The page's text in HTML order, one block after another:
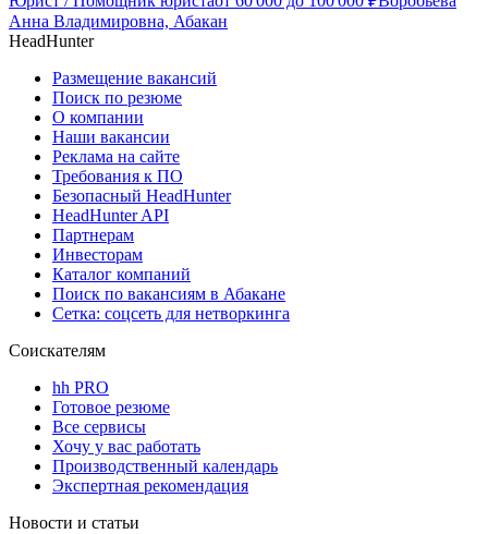
Анна Владимировна, Абакан
HeadHunter
Размещение вакансий
Поиск по резюме
О компании
Наши вакансии
Реклама на сайте
Требования к ПО
Безопасный HeadHunter
HeadHunter API
Партнерам
Инвесторам
Каталог компаний
Поиск по вакансиям в Абакане
Сетка: соцсеть для нетворкинга
Соискателям
hh PRO
Готовое резюме
Все сервисы
Хочу у вас работать
Производственный календарь
Экспертная рекомендация
Новости и статьи